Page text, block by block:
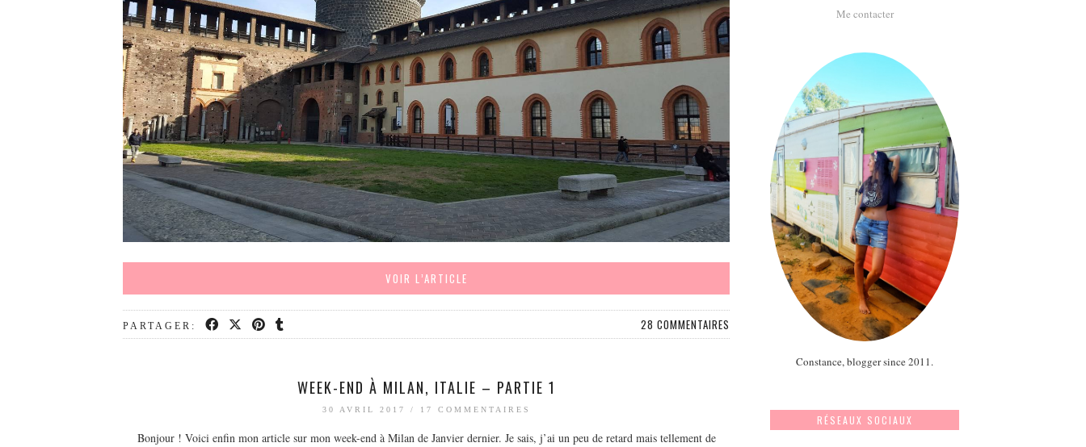
VOIR L’ARTICLE
PARTAGER: 28 COMMENTAIRES
WEEK-END À MILAN, ITALIE – PARTIE 1
30 AVRIL 2017 / 17 COMMENTAIRES
Bonjour ! Voici enfin mon article sur mon week-end à Milan de Janvier dernier. Je sais, j’ai un peu de retard mais tellement de
Me contacter
Constance, blogger since 2011.
RÉSEAUX SOCIAUX